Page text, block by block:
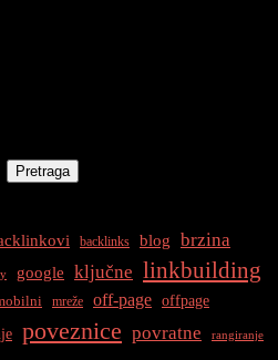
Pretraga
backlinks blog brzina
google ključne linkbuilding
mreže off-page offpage
poveznice povratne rangiranje